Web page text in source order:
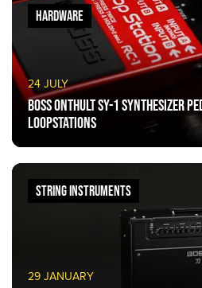
24 JULY
BOSS onthult SY-1 synthesizer
loopstations
HARDWARE
29 JANUARY
STRING INSTRUMENTS